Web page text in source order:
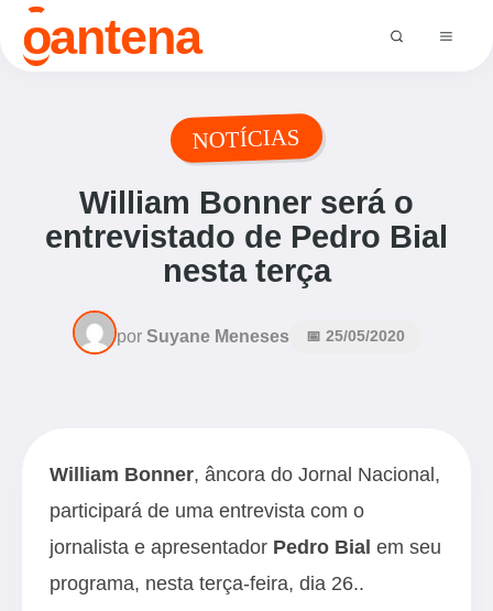
oantena
NOTÍCIAS
William Bonner será o
entrevistado de Pedro Bial
nesta terça
por Suyane Meneses 📅 25/05/2020
William Bonner, âncora do Jornal Nacional,
participará de uma entrevista com o
jornalista e apresentador Pedro Bial em seu
programa, nesta terça-feira, dia 26..